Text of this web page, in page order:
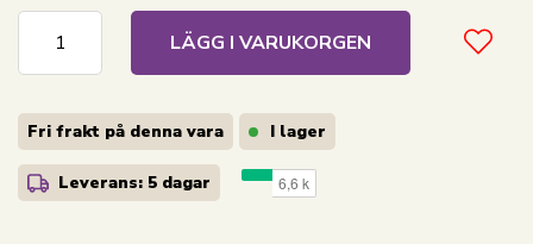
LÄGG I VARUKORGEN
Fri frakt på denna vara I lager
Leverans: 5 dagar